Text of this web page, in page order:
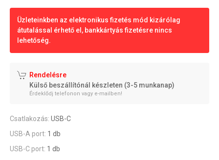
Üzleteinkben az elektronikus fizetés mód kizárólag
átutalással érhető el, bankkártyás fizetésre nincs
lehetőség.
Rendelésre
Külső beszállítónál készleten (3-5 munkanap)
Érdeklődj telefonon vagy e-mailben!
Csatlakozás: USB-C
USB-A port: 1 db
USB-C port: 1 db